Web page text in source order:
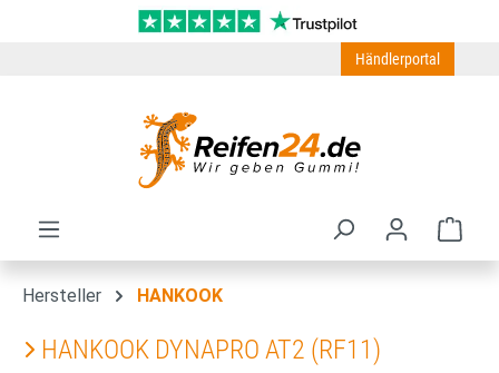
Zum Hauptinhalt springen
Händlerportal
Hersteller HANKOOK
HANKOOK DYNAPRO AT2 (RF11)